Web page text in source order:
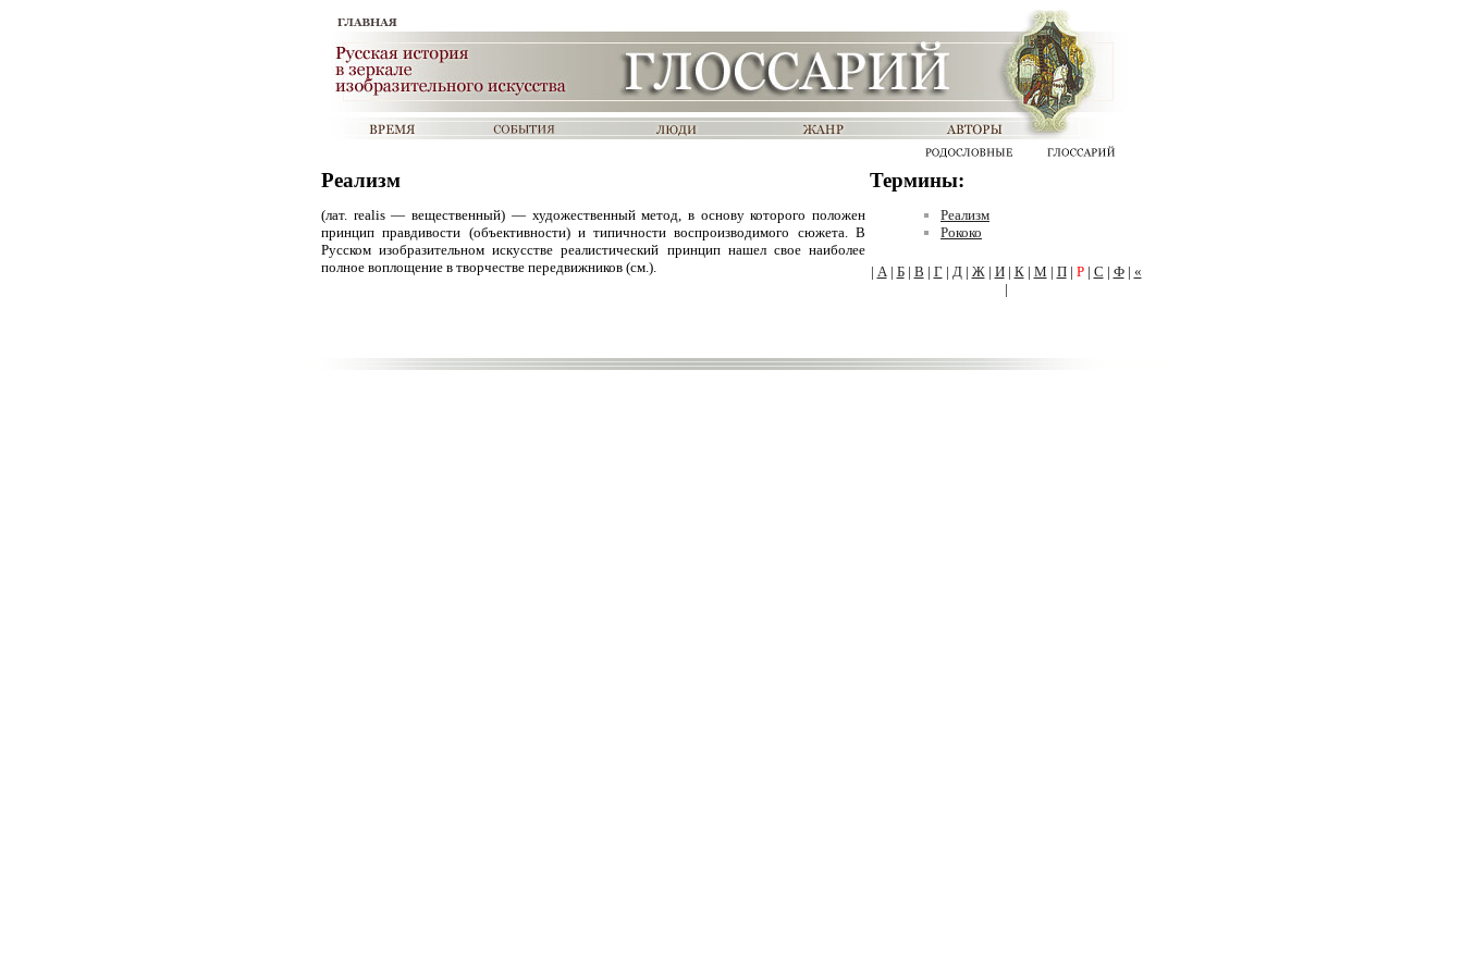
Реализм
(лат. realis — вещественный) — художественный метод, в основу которого положен
принцип правдивости (объективности) и типичности воспроизводимого сюжета. В
Русском изобразительном искусстве реалистический принцип нашел свое наиболее
полное воплощение в творчестве передвижников (см.).
Термины:
Реализм
Рококо
| А | Б| В | Г | Д| Ж| И| К| М | П| Р| С | Ф| «
|